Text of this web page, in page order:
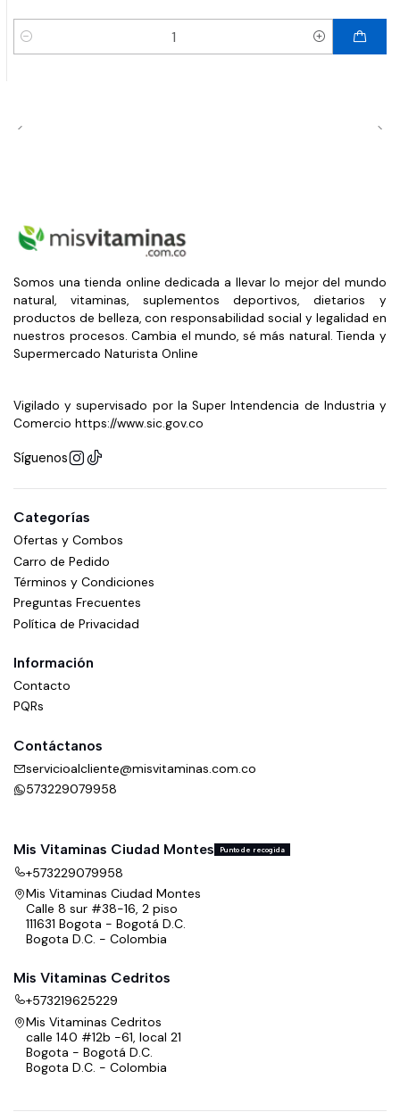
Cantidad
Somos una tienda online dedicada a llevar lo mejor del mundo
natural, vitaminas, suplementos deportivos, dietarios y
productos de belleza, con responsabilidad social y legalidad en
nuestros procesos. Cambia el mundo, sé más natural. Tienda y
Supermercado Naturista Online
Vigilado y supervisado por la Super Intendencia de Industria y
Comercio https://www.sic.gov.co
Síguenos
Categorías
Ofertas y Combos
Carro de Pedido
Términos y Condiciones
Preguntas Frecuentes
Política de Privacidad
Información
Contacto
PQRs
Contáctanos
servicioalcliente@misvitaminas.com.co
573229079958
Mis Vitaminas Ciudad Montes Punto de recogida
+573229079958
Mis Vitaminas Ciudad Montes
Calle 8 sur #38-16, 2 piso
111631 Bogota - Bogotá D.C.
Bogota D.C. - Colombia
Mis Vitaminas Cedritos
+573219625229
Mis Vitaminas Cedritos
calle 140 #12b -61, local 21
Bogota - Bogotá D.C.
Bogota D.C. - Colombia